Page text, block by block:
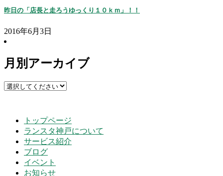
昨日の「店長と走ろうゆっくり１０ｋｍ」！！
2016年6月3日
月別アーカイブ
トップページ
ランスタ神戸について
サービス紹介
ブログ
イベント
お知らせ